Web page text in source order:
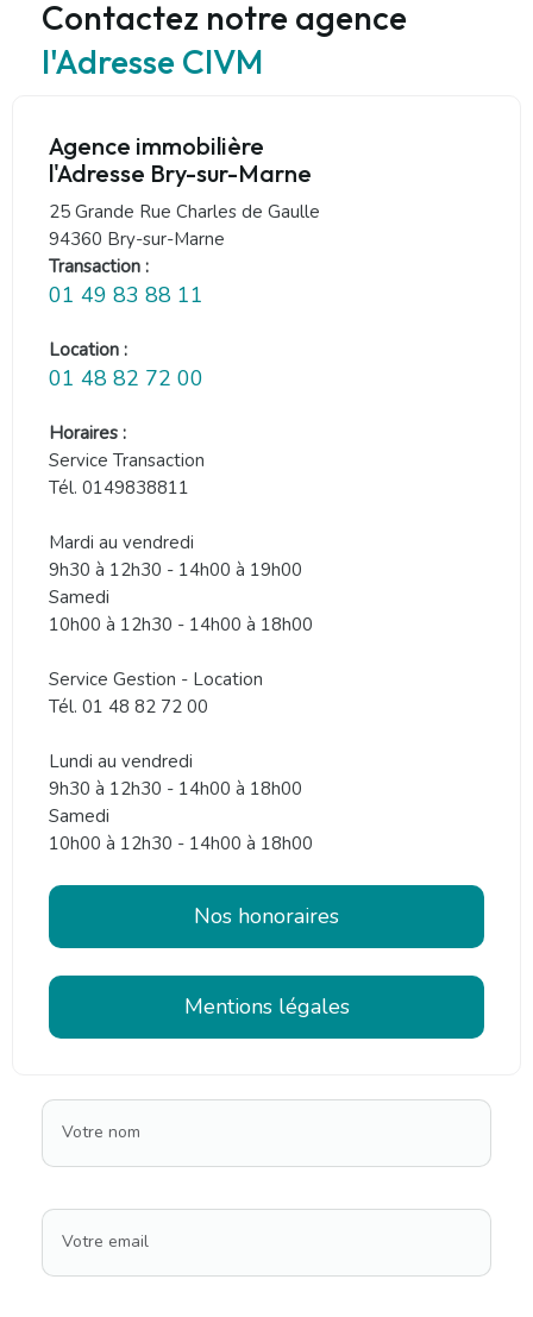
Contactez notre agence
l'Adresse CIVM
Agence immobilière
l'Adresse Bry-sur-Marne
25 Grande Rue Charles de Gaulle
94360 Bry-sur-Marne
Transaction :
01 49 83 88 11
Location :
01 48 82 72 00
Horaires :
Service Transaction
Tél. 0149838811
Mardi au vendredi
9h30 à 12h30 - 14h00 à 19h00
Samedi
10h00 à 12h30 - 14h00 à 18h00
Service Gestion - Location
Tél. 01 48 82 72 00
Lundi au vendredi
9h30 à 12h30 - 14h00 à 18h00
Samedi
10h00 à 12h30 - 14h00 à 18h00
Nos honoraires
Mentions légales
Votre nom
Votre email